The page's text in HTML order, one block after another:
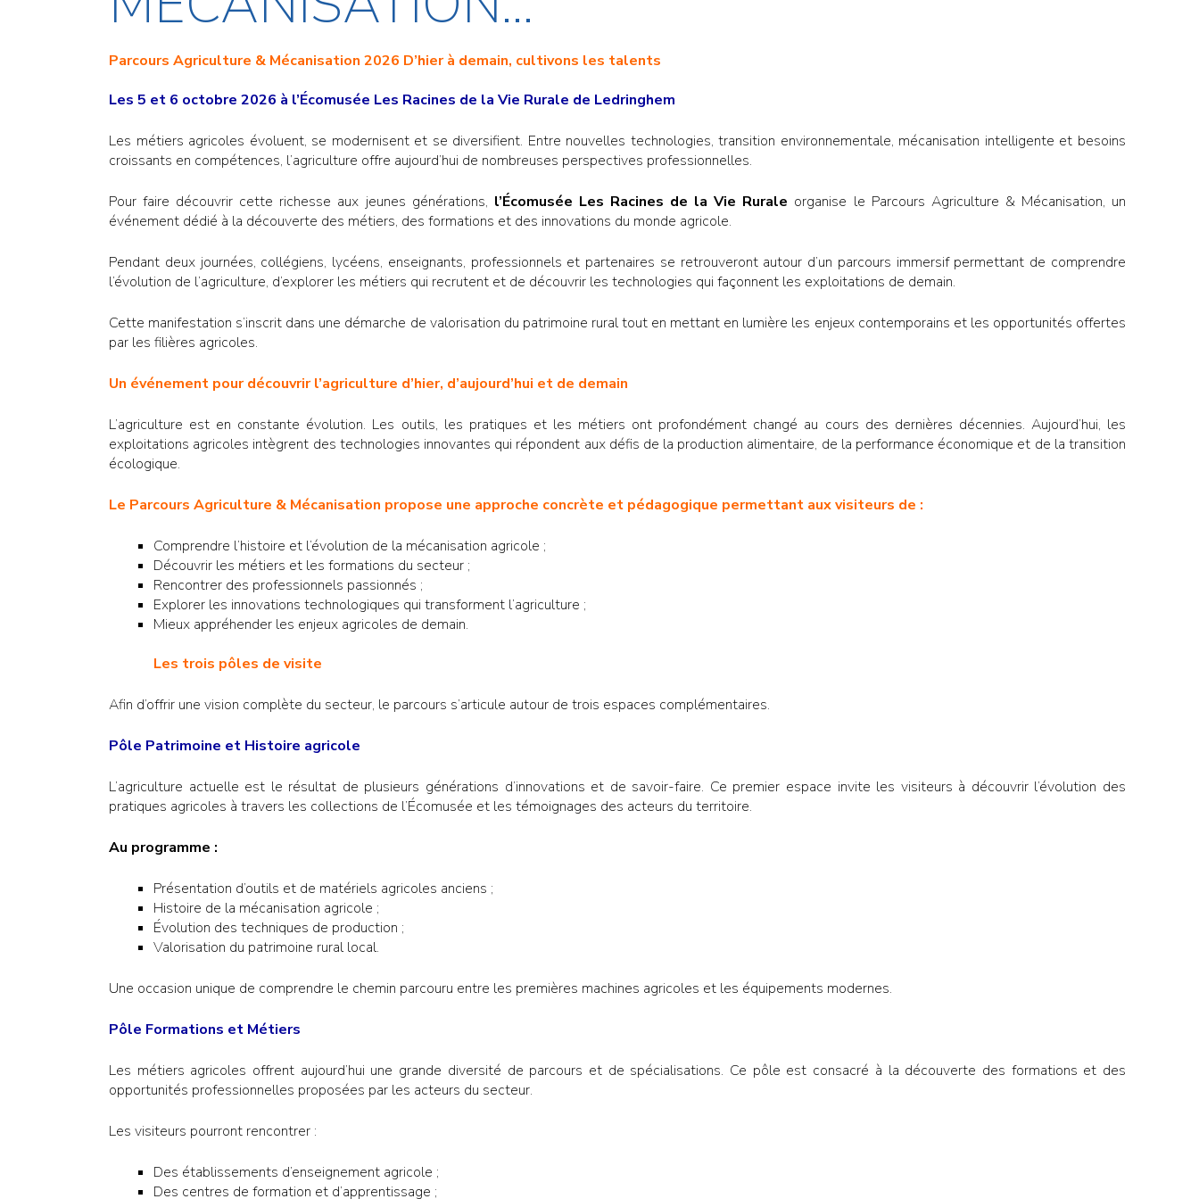
Parcours Agriculture & Mécanisation 2026 D’hier à demain, cultivons les talents
Les 5 et 6 octobre 2026 à l’Écomusée Les Racines de la Vie Rurale de Ledringhem
Les métiers agricoles évoluent, se modernisent et se diversifient. Entre nouvelles technologies, transition environnementale, mécanisation intelligente et besoins
croissants en compétences, l’agriculture offre aujourd’hui de nombreuses perspectives professionnelles.
Pour faire découvrir cette richesse aux jeunes générations, l’Écomusée Les Racines de la Vie Rurale organise le Parcours Agriculture & Mécanisation, un
événement dédié à la découverte des métiers, des formations et des innovations du monde agricole.
Pendant deux journées, collégiens, lycéens, enseignants, professionnels et partenaires se retrouveront autour d’un parcours immersif permettant de comprendre
l’évolution de l’agriculture, d’explorer les métiers qui recrutent et de découvrir les technologies qui façonnent les exploitations de demain.
Cette manifestation s’inscrit dans une démarche de valorisation du patrimoine rural tout en mettant en lumière les enjeux contemporains et les opportunités offertes
par les filières agricoles.
Un événement pour découvrir l’agriculture d’hier, d’aujourd’hui et de demain
L’agriculture est en constante évolution. Les outils, les pratiques et les métiers ont profondément changé au cours des dernières décennies. Aujourd’hui, les
exploitations agricoles intègrent des technologies innovantes qui répondent aux défis de la production alimentaire, de la performance économique et de la transition
écologique.
Le Parcours Agriculture & Mécanisation propose une approche concrète et pédagogique permettant aux visiteurs de :
Comprendre l’histoire et l’évolution de la mécanisation agricole ;
Découvrir les métiers et les formations du secteur ;
Rencontrer des professionnels passionnés ;
Explorer les innovations technologiques qui transforment l’agriculture ;
Mieux appréhender les enjeux agricoles de demain.
Les trois pôles de visite
Afin d’offrir une vision complète du secteur, le parcours s’articule autour de trois espaces complémentaires.
Pôle Patrimoine et Histoire agricole
L’agriculture actuelle est le résultat de plusieurs générations d’innovations et de savoir-faire. Ce premier espace invite les visiteurs à découvrir l’évolution des
pratiques agricoles à travers les collections de l’Écomusée et les témoignages des acteurs du territoire.
Au programme :
Présentation d’outils et de matériels agricoles anciens ;
Histoire de la mécanisation agricole ;
Évolution des techniques de production ;
Valorisation du patrimoine rural local.
Une occasion unique de comprendre le chemin parcouru entre les premières machines agricoles et les équipements modernes.
Pôle Formations et Métiers
Les métiers agricoles offrent aujourd’hui une grande diversité de parcours et de spécialisations. Ce pôle est consacré à la découverte des formations et des
opportunités professionnelles proposées par les acteurs du secteur.
Les visiteurs pourront rencontrer :
Des établissements d’enseignement agricole ;
Des centres de formation et d’apprentissage ;